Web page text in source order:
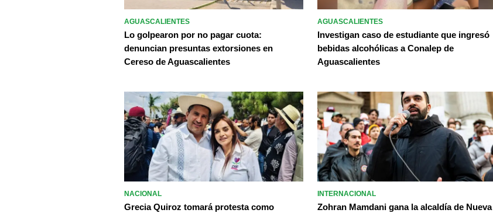
AGUASCALIENTES
Lo golpearon por no pagar cuota:
denuncian presuntas extorsiones en
Cereso de Aguascalientes
AGUASCALIENTES
Investigan caso de estudiante que ingresó
bebidas alcohólicas a Conalep de
Aguascalientes
NACIONAL
Grecia Quiroz tomará protesta como
INTERNACIONAL
Zohran Mamdani gana la alcaldía de Nueva